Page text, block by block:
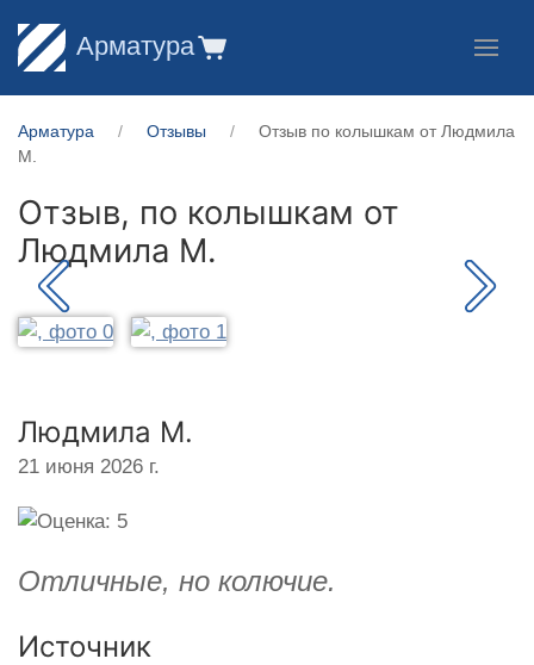
Арматура
Арматура Отзывы
Отзыв по колышкам от Людмила
М.
Отзыв, по колышкам от
Людмила М.
Людмила М.
21 июня 2026 г.
Отличные, но колючие.
Источник